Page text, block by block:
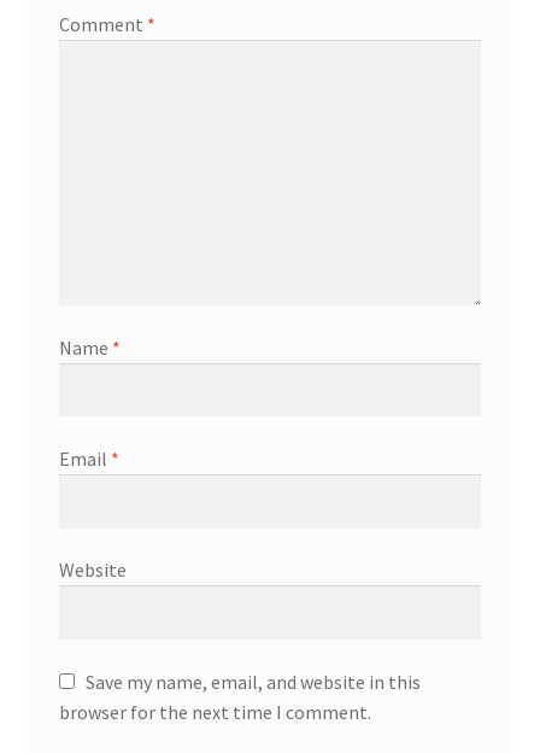
Comment *
Name *
Email *
Website
Save my name, email, and website in this
browser for the next time I comment.